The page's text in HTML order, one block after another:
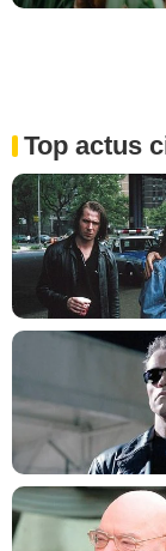
Top actus